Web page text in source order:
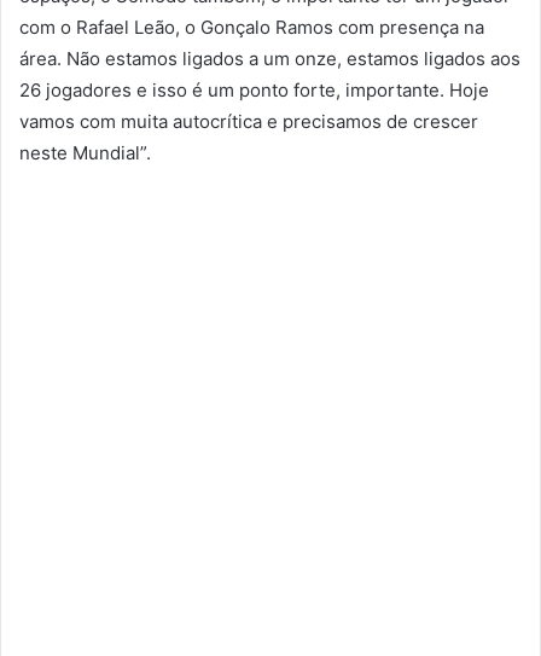
com o Rafael Leão, o Gonçalo Ramos com presença na
área. Não estamos ligados a um onze, estamos ligados aos
26 jogadores e isso é um ponto forte, importante. Hoje
vamos com muita autocrítica e precisamos de crescer
neste Mundial”.